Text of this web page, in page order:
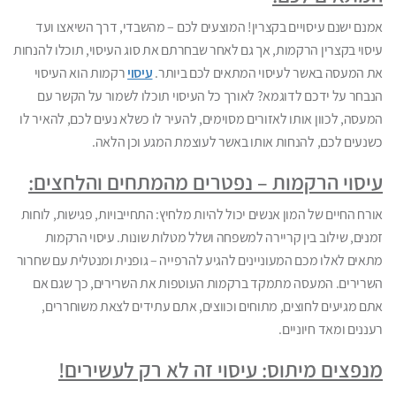
אמנם ישנם עיסויים בקצרין! המוצעים לכם – מהשבדי, דרך השיאצו ועד
עיסוי בקצרין הרקמות, אך גם לאחר שבחרתם את סוג העיסוי, תוכלו להנחות
את המעסה באשר לעיסוי המתאים לכם ביותר. עיסוי רקמות הוא העיסוי
הנבחר על ידכם לדוגמא? לאורך כל העיסוי תוכלו לשמור על הקשר עם
המעסה, לכוון אותו לאזורים מסוימים, להעיר לו כשלא נעים לכם, להאיר לו
כשנעים לכם, להנחות אותו באשר לעוצמת המגע וכן הלאה.
עיסוי הרקמות – נפטרים מהמתחים והלחצים:
אורח החיים של המון אנשים יכול להיות מלחיץ: התחייבויות, פגישות, לוחות
זמנים, שילוב בין קריירה למשפחה ושלל מטלות שונות. עיסוי הרקמות
מתאים לאלו מכם המעוניינים להגיע להרפייה – גופנית ומנטלית עם שחרור
השרירים. המעסה מתמקד ברקמות העוטפות את השרירים, כך שגם אם
אתם מגיעים לחוצים, מתוחים וכווצים, אתם עתידים לצאת משוחררים,
רעננים ומאד חיוניים.
מנפצים מיתוס: עיסוי זה לא רק לעשירים!